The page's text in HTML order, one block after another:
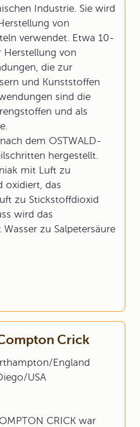
Industrie. Sie wird
von
verwendet. Etwa 10-
Herstellung von
die zur
und Kunststoffen
sind die
und als
dem OSTWALD-
hergestellt.
mit Luft zu
oxidiert, das
zu Stickstoffdioxid
wird das
zu Salpetersäure
Crick
England
USA
CRICK war